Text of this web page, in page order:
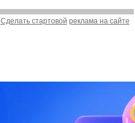
Сделать стартовой реклама на сайте